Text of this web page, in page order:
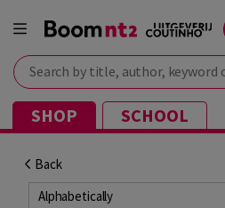
Search by title, author, keyword or ISBN
SHOP SCHOOL
Back
Alphabetically